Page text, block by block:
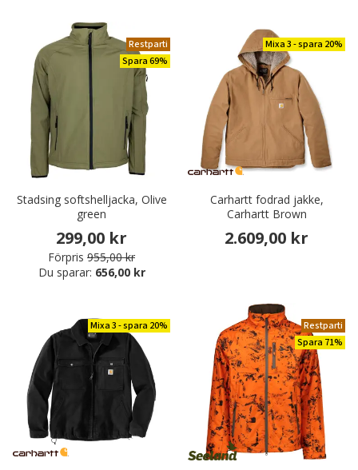
Restparti
Spara 69%
Stadsing softshelljacka, Olive
green
299,00 kr
Förpris 955,00 kr
Du sparar: 656,00 kr
Mixa 3 - spara 20%
Carhartt fodrad jakke,
Carhartt Brown
2.609,00 kr
Mixa 3 - spara 20%
Restparti
Spara 71%